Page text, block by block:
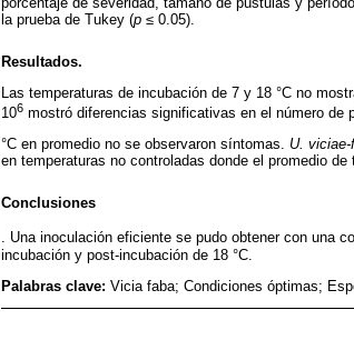
la prueba de Tukey (p ≤ 0.05).
Resultados.
Las temperaturas de incubación de 7 y 18 °C no
106 mostró diferencias significativas en el número de
°C en promedio no se observaron síntomas. U. viciae-
en temperaturas no controladas donde el promedio de
Conclusiones
. Una inoculación eficiente se pudo obtener con una
incubación y post-incubación de 18 °C.
Palabras clave: Vicia faba; Condiciones óptimas;